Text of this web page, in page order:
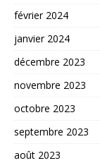
février 2024
janvier 2024
décembre 2023
novembre 2023
octobre 2023
septembre 2023
août 2023